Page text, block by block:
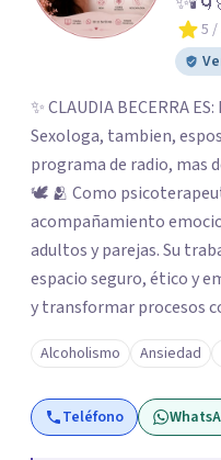
5 /
✨ CLAUDIA BECERRA ES: Psicologa, Psicoterapeuta y
Sexologa, tambien, esposa, mamá, maestra, tiene un
programa de radio, mas de
🕊️ 🫂 Como
acompañamiento
adultos y parejas. Su
espacio seguro, ético y
y transformar procesos
duelos, conflictos
Acompaña desde una
favoreciendo el
emocional y el equilibrio interno. 💖 💕
Alcoholismo Ansiedad
Teléfono